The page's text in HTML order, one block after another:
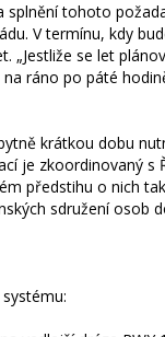
splnění tohoto
V termínu, kdy
„Jestliže se let
ráno po páté
krátkou dobu
je zkoordinovaný
předstihu o nich
sdružení osob